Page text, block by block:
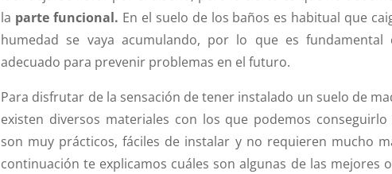
la parte funcional. En el suelo de los baños es habitual que
humedad se vaya acumulando, por lo que es fundamental
adecuado para prevenir problemas en el futuro.
Para disfrutar de la sensación de tener instalado un suelo de
existen diversos materiales con los que podemos conseguirlo
son muy prácticos, fáciles de instalar y no requieren mucho
continuación te explicamos cuáles son algunas de las mejores